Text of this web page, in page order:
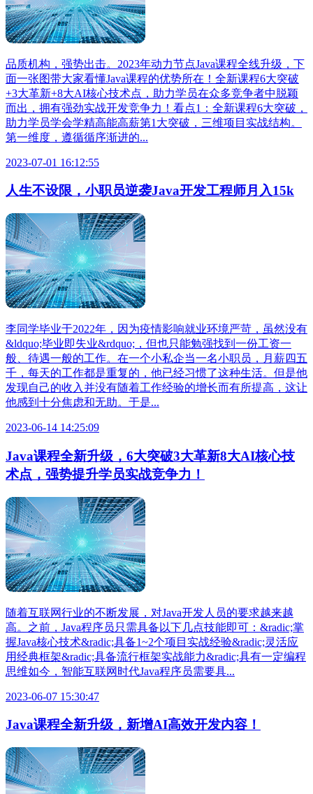
品质机构，强势出击。2023年动力节点Java课程全线升级，下
面一张图带大家看懂Java课程的优势所在！全新课程6大突破
+3大革新+8大AI核心技术点，助力学员在众多竞争者中脱颖
而出，拥有强劲实战开发竞争力！看点1：全新课程6大突破，
助力学员学会学精高能高薪第1大突破，三维项目实战结构。
第一维度，遵循循序渐进的...
2023-07-01 16:12:55
人生不设限，小职员逆袭Java开发工程师月入15k
李同学毕业于2022年，因为疫情影响就业环境严苛，虽然没有
&ldquo;毕业即失业&rdquo;，但也只能勉强找到一份工资一
般、待遇一般的工作。在一个小私企当一名小职员，月薪四五
千，每天的工作都是重复的，他已经习惯了这种生活。但是他
发现自己的收入并没有随着工作经验的增长而有所提高，这让
他感到十分焦虑和无助。于是...
2023-06-14 14:25:09
Java课程全新升级，6大突破3大革新8大AI核心技
术点，强势提升学员实战竞争力！
随着互联网行业的不断发展，对Java开发人员的要求越来越
高。之前，Java程序员只需具备以下几点技能即可：&radic;掌
握Java核心技术&radic;具备1~2个项目实战经验&radic;灵活应
用经典框架&radic;具备流行框架实战能力&radic;具有一定编程
思维如今，智能互联网时代Java程序员需要具...
2023-06-07 15:30:47
Java课程全新升级，新增AI高效开发内容！